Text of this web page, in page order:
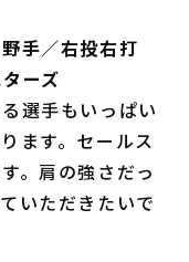
手／右投右打
ーズ
選手もいっぱい
ます。セールス
。肩の強さだっ
いただきたいで